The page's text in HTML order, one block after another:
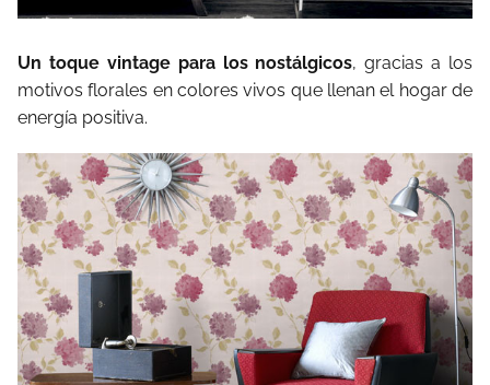
Un toque vintage para los nostálgicos, gracias a los
motivos florales en colores vivos que llenan el hogar de
energía positiva.